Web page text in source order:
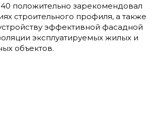
положительно зарекомендовал
строительного профиля, а также
эффективной фасадной
эксплуатируемых жилых и
объектов.